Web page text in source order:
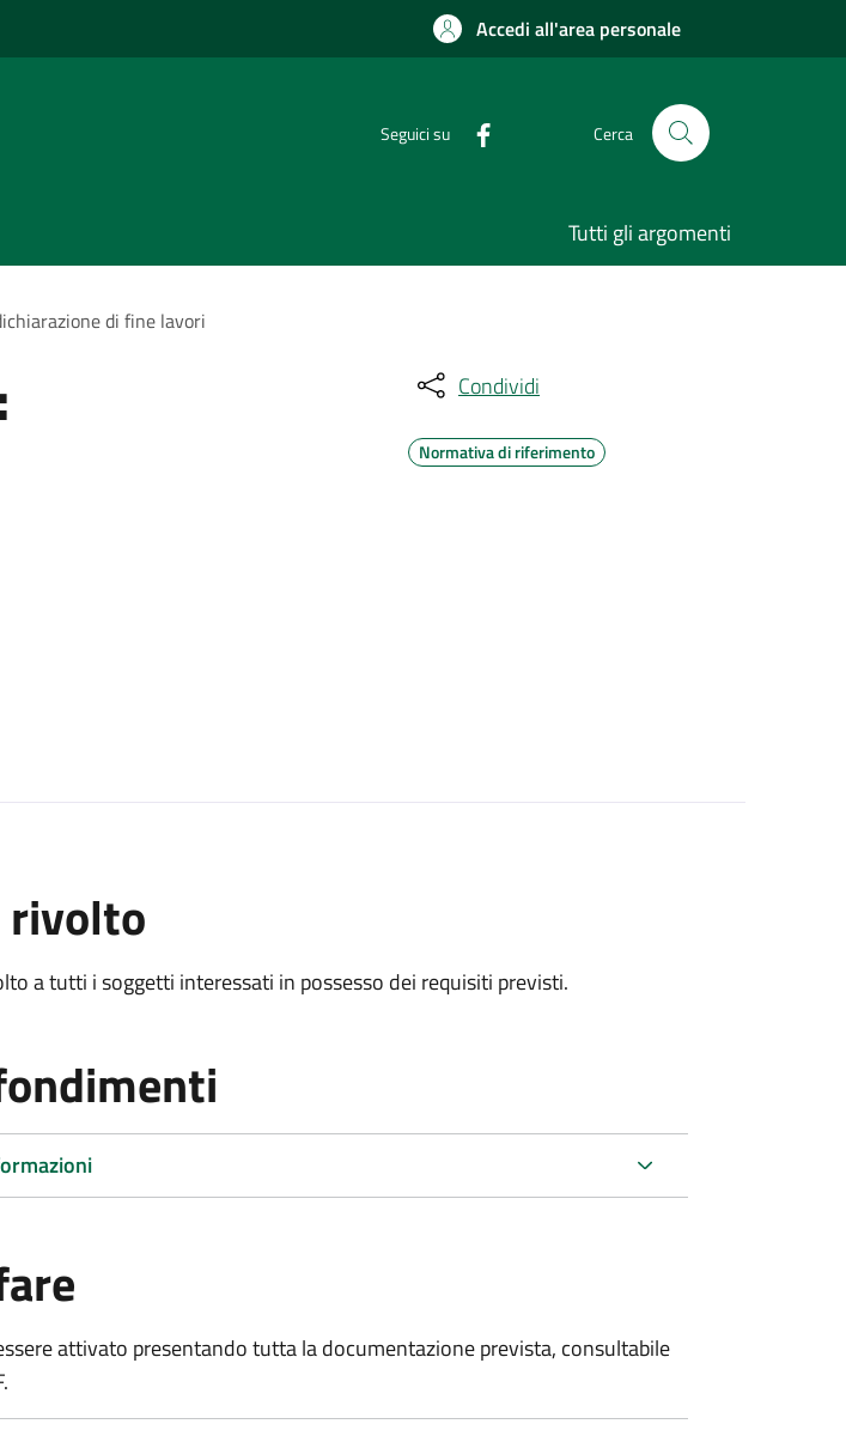
Accedi all'area personale
Seguici su Cerca
Tutti gli argomenti
di fine lavori
Condividi
Normativa di riferimento
rivolto
a tutti i soggetti interessati in possesso dei requisiti previsti.
attivato presentando tutta la documentazione prevista, consultabile